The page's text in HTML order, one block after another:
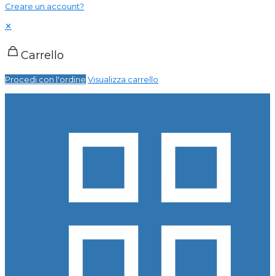
Creare un account?
✕
Carrello
Procedi con l'ordine Visualizza carrello